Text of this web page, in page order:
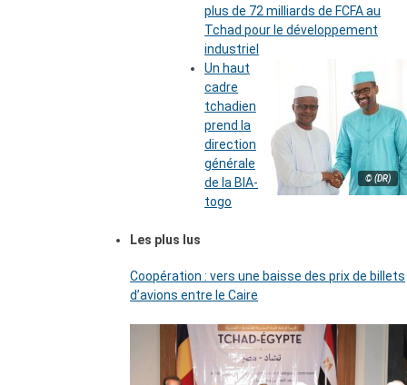
plus de 72 milliards de FCFA au
Tchad pour le développement
industriel
© (DR)
Un haut
cadre
tchadien
prend la
direction
générale
de la BIA-
togo
Les plus lus
Coopération : vers une baisse des prix de billets
d’avions entre le Caire